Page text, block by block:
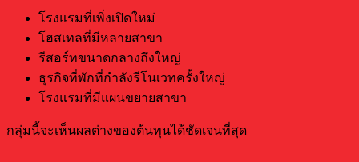
โรงแรมที่เพิ่งเปิดใหม่
โฮสเทลที่มีหลายสาขา
รีสอร์ทขนาดกลางถึงใหญ่
ธุรกิจที่พักที่กำลังรีโนเวทครั้งใหญ่
โรงแรมที่มีแผนขยายสาขา
กลุ่มนี้จะเห็นผลต่างของต้นทุนได้ชัดเจนที่สุด